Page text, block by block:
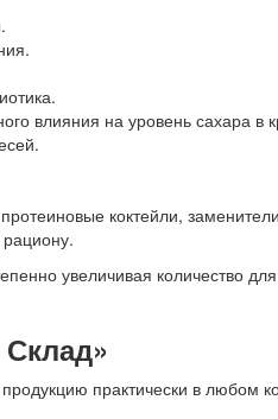
влияния на уровень сахара в
коктейли,
увеличивая количество
практически в любом